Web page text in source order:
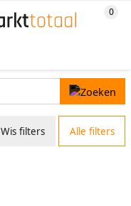
Wis filters Alle filters